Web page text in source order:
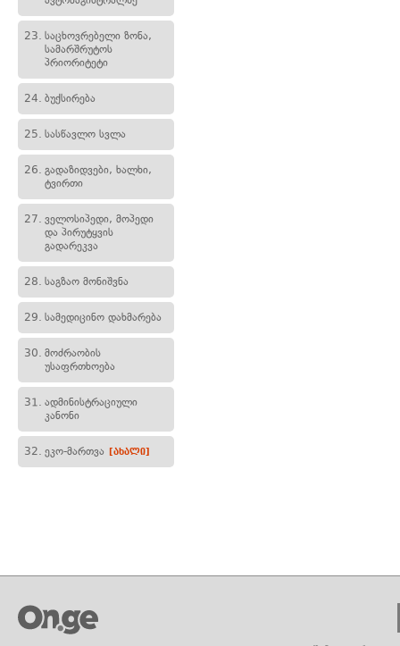
23. საცხოვრებელი ზონა,
სამარშრუტოს
პრიორიტეტი
24. ბუქსირება
25. სასწავლო სვლა
26. გადაზიდვები, ხალხი,
ტვირთი
27. ველოსიპედი, მოპედი
და პირუტყვის
გადარეკვა
28. საგზაო მონიშვნა
29. სამედიცინო დახმარება
30. მოძრაობის
უსაფრთხოება
31. ადმინისტრაციული
კანონი
32. ეკო-მართვა [ახალი]